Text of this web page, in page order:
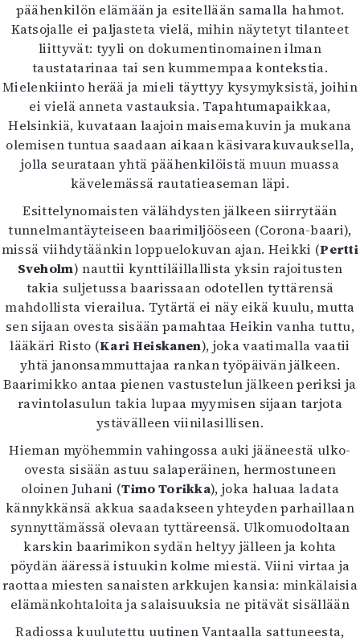
Info
Tilaus ja irtonumerot
Yhteistyössä
Toimitus
Mediatiedot
Kaltio ry
päähenkilön elämään ja esitellään samalla hahmot.
Katsojalle ei paljasteta vielä, mihin näytetyt tilanteet
liittyvät: tyyli on dokumentinomainen ilman
taustatarinaa tai sen kummempaa kontekstia.
Mielenkiinto herää ja mieli täyttyy kysymyksistä, joihin
ei vielä anneta vastauksia. Tapahtumapaikkaa,
Helsinkiä, kuvataan laajoin maisemakuvin ja mukana
olemisen tuntua saadaan aikaan käsivarakuvauksella,
jolla seurataan yhtä päähenkilöistä muun muassa
kävelemässä rautatieaseman läpi.
Esittelynomaisten välähdysten jälkeen siirrytään
tunnelmantäyteiseen baarimiljööseen (Corona-baari),
missä viihdytäänkin loppuelokuvan ajan. Heikki (Pertti
Sveholm) nauttii kynttiläillallista yksin rajoitusten
takia suljetussa baarissaan odotellen tyttärensä
mahdollista vierailua. Tytärtä ei näy eikä kuulu, mutta
sen sijaan ovesta sisään pamahtaa Heikin vanha tuttu,
lääkäri Risto (Kari Heiskanen), joka vaatimalla vaatii
yhtä janonsammuttajaa rankan työpäivän jälkeen.
Baarimikko antaa pienen vastustelun jälkeen periksi ja
ravintolasulun takia lupaa myymisen sijaan tarjota
ystävälleen viinilasillisen.
Hieman myöhemmin vahingossa auki jääneestä ulko-
ovesta sisään astuu salaperäinen, hermostuneen
oloinen Juhani (Timo Torikka), joka haluaa ladata
kännykkänsä akkua saadakseen yhteyden parhaillaan
synnyttämässä olevaan tyttäreensä. Ulkomuodoltaan
karskin baarimikon sydän heltyy jälleen ja kohta
pöydän ääressä istuukin kolme miestä. Viini virtaa ja
raottaa miesten sanaisten arkkujen kansia: minkälaisia
elämänkohtaloita ja salaisuuksia ne pitävät sisällään
Radiossa kuulutettu uutinen Vantaalla sattuneesta,